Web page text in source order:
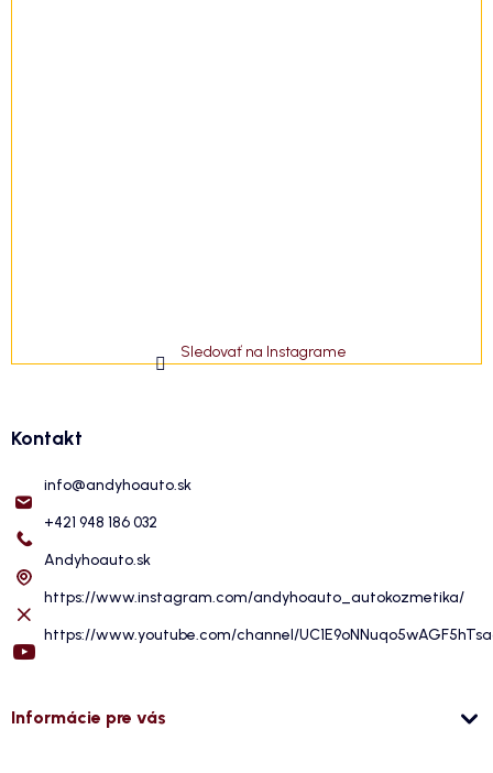
Sledovať na Instagrame
Kontakt
info@andyhoauto.sk
+421 948 186 032
Andyhoauto.sk
https://www.instagram.com/andyhoauto_autokozmetika/
https://www.youtube.com/channel/
Informácie pre vás